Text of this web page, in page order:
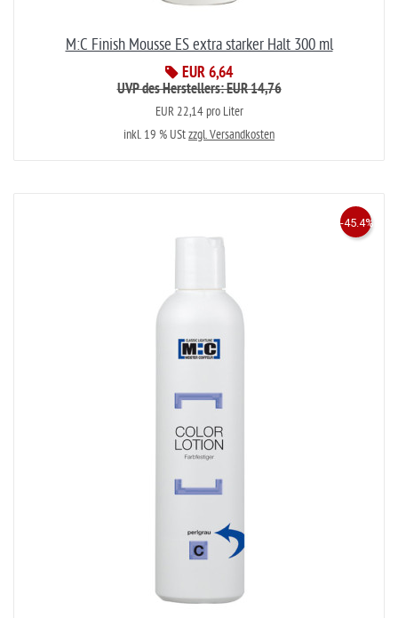
M:C Finish Mousse ES extra starker Halt 300 ml
EUR 6,64
UVP des Herstellers: EUR 14,76
EUR 22,14 pro Liter
inkl. 19 % UStzzgl. Versandkosten
-45.4%